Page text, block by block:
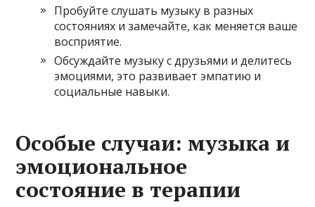
Пробуйте слушать музыку в разных
состояниях и замечайте, как меняется ваше
восприятие.
Обсуждайте музыку с друзьями и делитесь
эмоциями, это развивает эмпатию и
социальные навыки.
Особые случаи: музыка и
эмоциональное
состояние в терапии